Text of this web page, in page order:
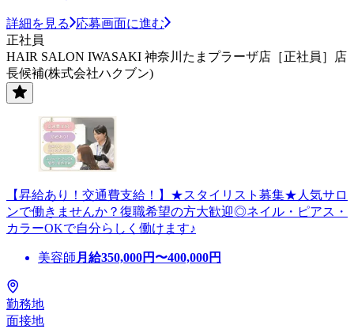
詳細を見る
応募画面に進む
正社員
HAIR SALON IWASAKI 神奈川たまプラーザ店［正社員］店
長候補(株式会社ハクブン)
【昇給あり！交通費支給！】★スタイリスト募集★人気サロ
ンで働きませんか？復職希望の方大歓迎◎ネイル・ピアス・
カラーOKで自分らしく働けます♪
美容師 月給350,000円〜400,000円
勤務地
面接地